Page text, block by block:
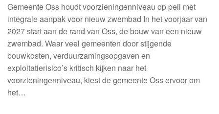
Gemeente Oss houdt voorzieningenniveau op peil met
integrale aanpak voor nieuw zwembad In het voorjaar van
2027 start aan de rand van Oss, de bouw van een nieuw
zwembad. Waar veel gemeenten door stijgende
bouwkosten, verduurzamingsopgaven en
exploitatierisico’s kritisch kijken naar het
voorzieningenniveau, kiest de gemeente Oss ervoor om
het…